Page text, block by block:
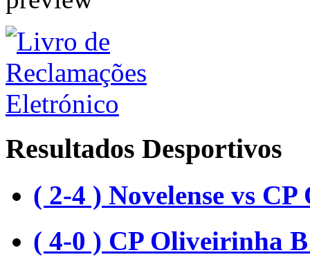
Resultados Desportivos
( 2-4 ) Novelense vs
( 4-0 ) CP Oliveirinha